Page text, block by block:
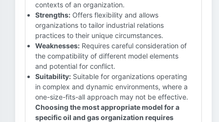
contexts of an organization.
Strengths: Offers flexibility and allows
organizations to tailor industrial relations
practices to their unique circumstances.
Weaknesses: Requires careful consideration of
the compatibility of different model elements
and potential for conflict.
Suitability: Suitable for organizations operating
in complex and dynamic environments, where a
one-size-fits-all approach may not be effective.
Choosing the most appropriate model for a
specific oil and gas organization requires